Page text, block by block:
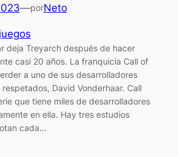
—porNeto
deja Treyarch después de hacer
casi 20 años. La franquicia Call of
a uno de sus desarrolladores
David Vonderhaar. Call
que tiene miles de desarrolladores
en ella. Hay tres estudios
cada…